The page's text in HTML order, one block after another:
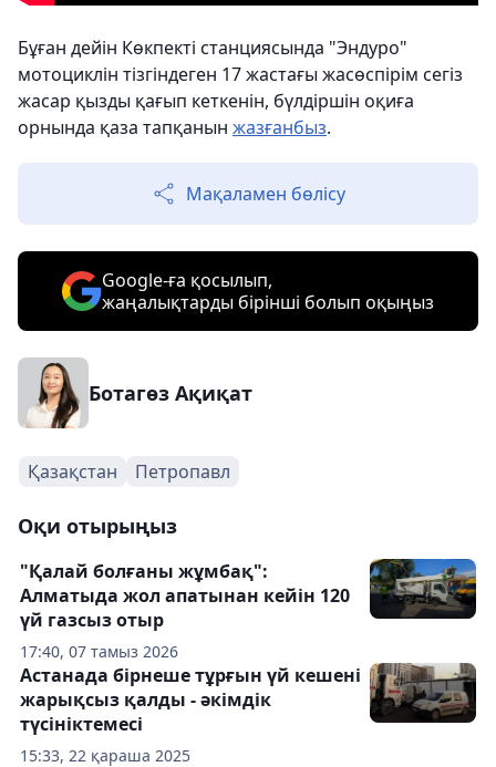
Бұған дейін Көкпекті станциясында "Эндуро"
мотоциклін тізгіндеген 17 жастағы жасөспірім сегіз
жасар қызды қағып кеткенін, бүлдіршін оқиға
орнында қаза тапқанын жазғанбыз.
Мақаламен бөлісу
Google-ға қосылып,
жаңалықтарды бірінші болып оқыңыз
Ботагөз Ақиқат
Қазақстан Петропавл
Оқи отырыңыз
17:40, 07 тамыз 2026
"Қалай болғаны жұмбақ":
Алматыда жол апатынан кейін 120
үй газсыз отыр
15:33, 22 қараша 2025
Астанада бірнеше тұрғын үй кешені
жарықсыз қалды - әкімдік
түсініктемесі